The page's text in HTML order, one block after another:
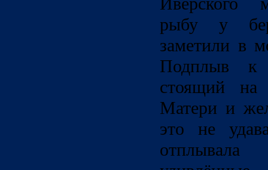
рыбу у
заметили в
Подплыв к
стоящий на
Матери и
это не